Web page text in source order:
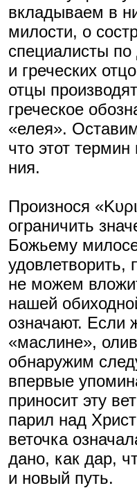
вкладываем в
милости, о
специалисты
и греческих
отцы
греческое
«елея».
что этот
ния.
Произнося
ограничить
Божьему
удовлетворить,
не можем
нашей
означают. Если
«маслине»,
обнаружим
впервые
приносит эту
парил над
веточка
дано, как дар,
и новый путь.